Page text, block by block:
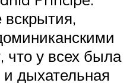
что у всех была
и дыхательная